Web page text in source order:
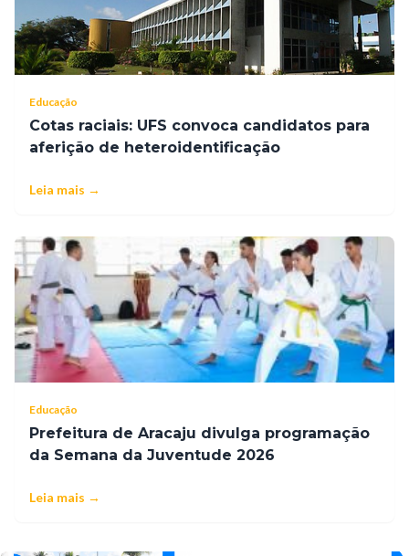
Educação
Cotas raciais: UFS convoca candidatos para
aferição de heteroidentificação
Leia mais →
Educação
Prefeitura de Aracaju divulga programação
da Semana da Juventude 2026
Leia mais →